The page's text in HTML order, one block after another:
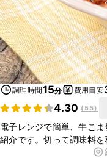
調理時間15分 費用目安
4.30 ( 55)
電子レンジで簡単、牛こ
紹介です。切って調味料
けです。短時間で出来る